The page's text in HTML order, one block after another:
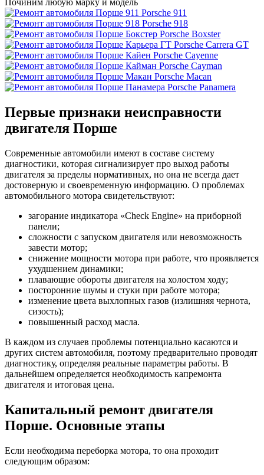
Починим любую марку и модель
Porsche 911
Porsche 918
Porsche Boxster
Porsche Carrera GT
Porsche Cayenne
Porsche Cayman
Porsche Macan
Porsche Panamera
Первые признаки неисправности
двигателя Порше
Современные автомобили имеют в составе систему
диагностики, которая сигнализирует про выход работы
двигателя за пределы нормативных, но она не всегда дает
достоверную и своевременную информацию. О проблемах
автомобильного мотора свидетельствуют:
загорание индикатора «Check Engine» на приборной
панели;
сложности с запуском двигателя или невозможность
завести мотор;
снижение мощности мотора при работе, что проявляется
ухудшением динамики;
плавающие обороты двигателя на холостом ходу;
посторонние шумы и стуки при работе мотора;
изменение цвета выхлопных газов (излишняя чернота,
сизость);
повышенный расход масла.
В каждом из случаев проблемы потенциально касаются и
других систем автомобиля, поэтому предварительно проводят
диагностику, определяя реальные параметры работы. В
дальнейшем определяется необходимость капремонта
двигателя и итоговая цена.
Капитальный ремонт двигателя
Порше. Основные этапы
Если необходима переборка мотора, то она проходит
следующим образом: